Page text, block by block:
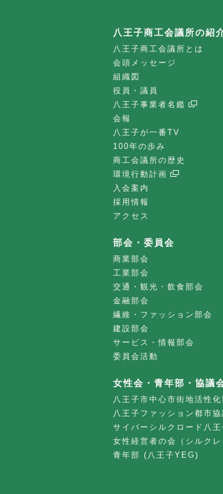
八王子商工会議所の紹
八王子商工会議所とは
会頭メッセージ
組織図
役員・議員
八王子事業者名鑑
会報
八王子が一番TV
100年の歩み
商工会議所の歴史
環境行動計画
入会案内
採用情報
アクセス
部会・委員会
商業部会
工業部会
交通・観光・飲食部会
金融部会
繊維・ファッション部会
建設部会
サービス・情報部会
委員会活動
女性会・青年部・協議
八王子市中心市街地活性化
八王子ファッション都市協
サイバーシルクロード八王
女性経営者の会（シルクレ
青年部 (八王子YEG)